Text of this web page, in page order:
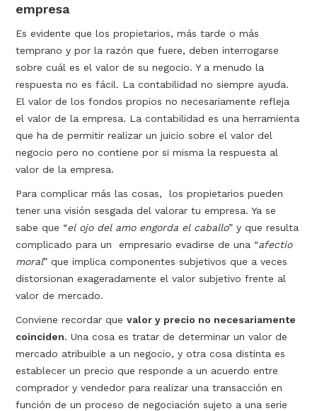
empresa
Es evidente que los propietarios, más tarde o más
temprano y por la razón que fuere, deben interrogarse
sobre cuál es el valor de su negocio. Y a menudo la
respuesta no es fácil. La contabilidad no siempre ayuda.
El valor de los fondos propios no necesariamente refleja
el valor de la empresa. La contabilidad es una herramienta
que ha de permitir realizar un juicio sobre el valor del
negocio pero no contiene por si misma la respuesta al
valor de la empresa.
Para complicar más las cosas, los propietarios pueden
tener una visión sesgada del valorar tu empresa. Ya se
sabe que “el ojo del amo engorda el caballo” y que resulta
complicado para un empresario evadirse de una “afectio
moral” que implica componentes subjetivos que a veces
distorsionan exageradamente el valor subjetivo frente al
valor de mercado.
Conviene recordar quevalor y precio no necesariamente
coinciden. Una cosa es tratar de determinar un valor de
mercado atribuible a un negocio, y otra cosa distinta es
establecer un precio que responde a un acuerdo entre
comprador y vendedor para realizar una transacción en
función de un proceso de negociación sujeto a una serie